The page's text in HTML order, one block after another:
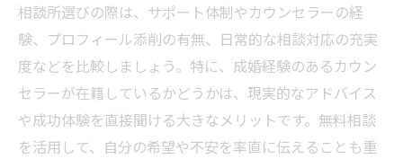
相談所選びの際は、サポート体制やカウンセラーの経
験、プロフィール添削の有無、日常的な相談対応の充実
度などを比較しましょう。特に、成婚経験のあるカウン
セラーが在籍しているかどうかは、現実的なアドバイス
や成功体験を直接聞ける大きなメリットです。無料相談
を活用して、自分の希望や不安を率直に伝えることも重